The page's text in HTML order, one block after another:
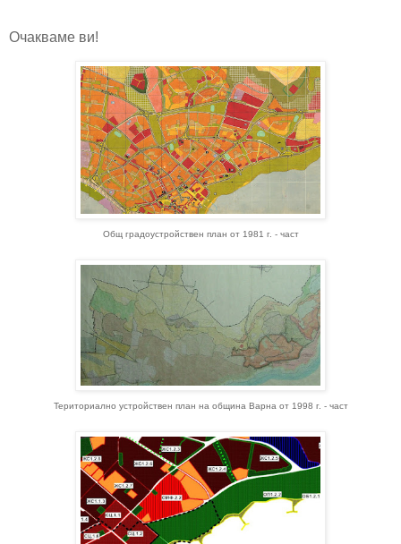
Очакваме ви!
Общ градоустройствен план от 1981 г. - част
Териториално устройствен план на община Варна от 1998 г. - част